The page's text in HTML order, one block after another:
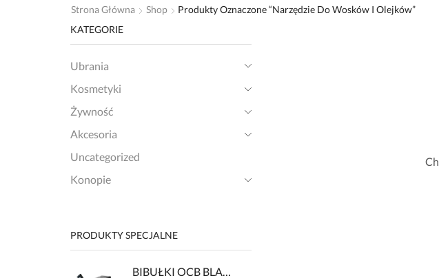
Strona Główna Shop Produkty Oznaczone “narzędzie Do Wosków I Olejków”
KATEGORIE
Ubrania
Kosmetyki
Żywność
Akcesoria
Uncategorized
Konopie
PRODUKTY SPECJALNE